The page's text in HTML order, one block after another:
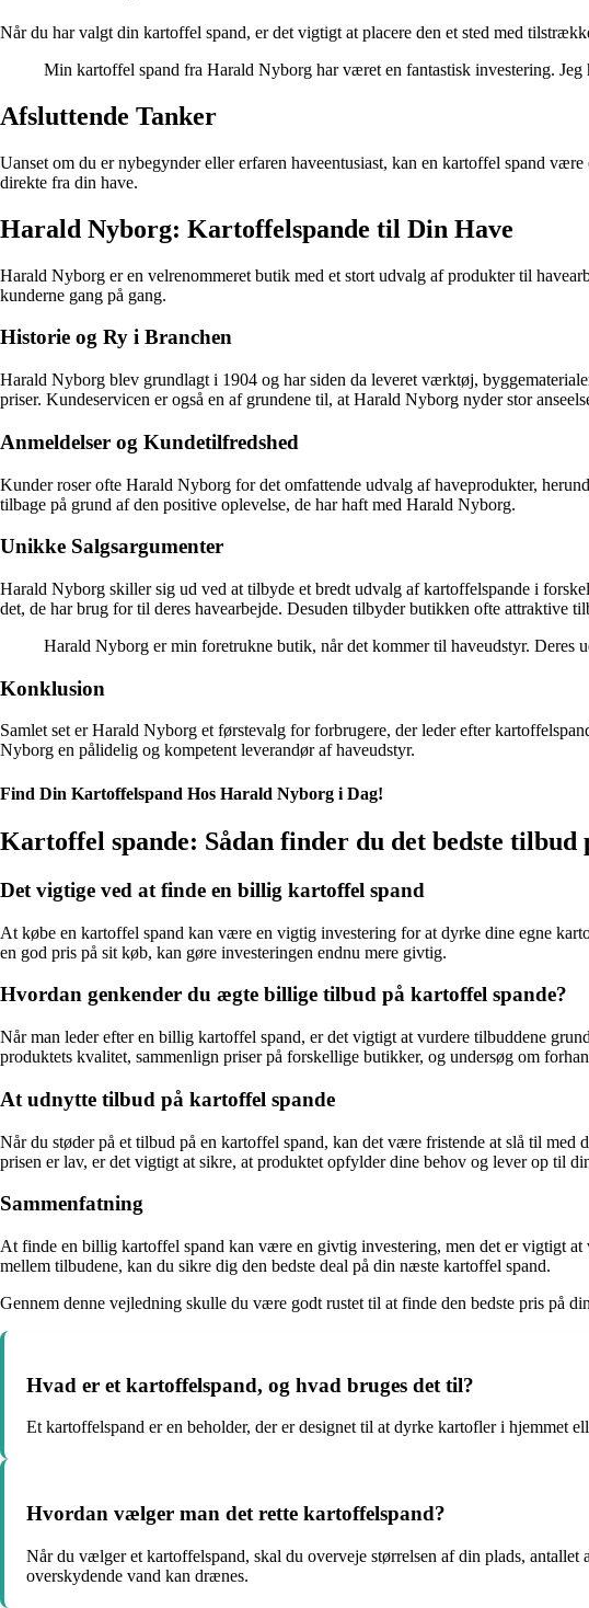
Når du har valgt din kartoffel spand, er det vigtigt at placere den et sted med
Min kartoffel spand fra Harald Nyborg har været en fantastisk investering.
Afsluttende Tanker
Uanset om du er nybegynder eller erfaren haveentusiast, kan en kartoffel spand
direkte fra din have.
Harald Nyborg: Kartoffelspande til Din Have
Harald Nyborg er en velrenommeret butik med et stort udvalg af produkter til
kunderne gang på gang.
Historie og Ry i Branchen
Harald Nyborg blev grundlagt i 1904 og har siden da leveret værktøj,
priser. Kundeservicen er også en af grundene til, at Harald Nyborg nyder stor
Anmeldelser og Kundetilfredshed
Kunder roser ofte Harald Nyborg for det omfattende udvalg af haveprodukter,
tilbage på grund af den positive oplevelse, de har haft med Harald Nyborg.
Unikke Salgsargumenter
Harald Nyborg skiller sig ud ved at tilbyde et bredt udvalg af kartoffelspande i
det, de har brug for til deres havearbejde. Desuden tilbyder butikken ofte attraktive
Harald Nyborg er min foretrukne butik, når det kommer til haveudstyr. Deres
Konklusion
Samlet set er Harald Nyborg et førstevalg for forbrugere, der leder efter
Nyborg en pålidelig og kompetent leverandør af haveudstyr.
Find Din Kartoffelspand Hos Harald Nyborg i Dag!
Kartoffel spande: Sådan finder du det bedste tilbud
Det vigtige ved at finde en billig kartoffel spand
At købe en kartoffel spand kan være en vigtig investering for at dyrke dine egne
en god pris på sit køb, kan gøre investeringen endnu mere givtig.
Hvordan genkender du ægte billige tilbud på kartoffel spande?
Når man leder efter en billig kartoffel spand, er det vigtigt at vurdere tilbuddene
produktets kvalitet, sammenlign priser på forskellige butikker, og undersøg om
At udnytte tilbud på kartoffel spande
Når du støder på et tilbud på en kartoffel spand, kan det være fristende at slå til
prisen er lav, er det vigtigt at sikre, at produktet opfylder dine behov og lever op til
Sammenfatning
At finde en billig kartoffel spand kan være en givtig investering, men det er vigtigt
mellem tilbudene, kan du sikre dig den bedste deal på din næste kartoffel spand.
Gennem denne vejledning skulle du være godt rustet til at finde den bedste pris på
Hvad er et kartoffelspand, og hvad bruges det til?
Et kartoffelspand er en beholder, der er designet til at dyrke kartofler i hjemmet
Hvordan vælger man det rette kartoffelspand?
Når du vælger et kartoffelspand, skal du overveje størrelsen af din plads,
overskydende vand kan drænes.